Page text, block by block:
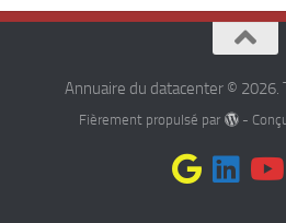
Annuaire du datacenter © 2026.
Fièrement propulsé par -